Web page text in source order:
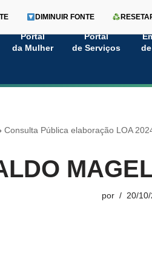
Portal
da Mulher
Portal
de Serviços
DIMINUIR FONTE
Consulta Pública elaboração LOA
por 20/